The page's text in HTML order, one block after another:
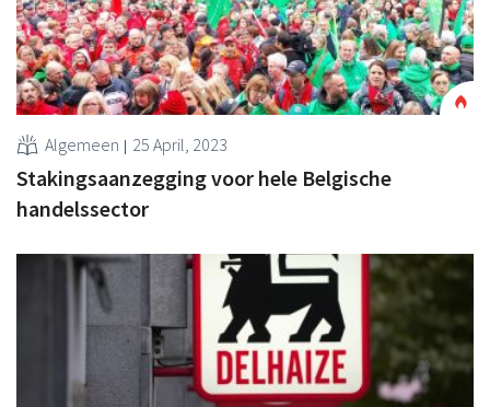
Algemeen 25 April, 2023
Stakingsaanzegging voor hele Belgische
handelssector